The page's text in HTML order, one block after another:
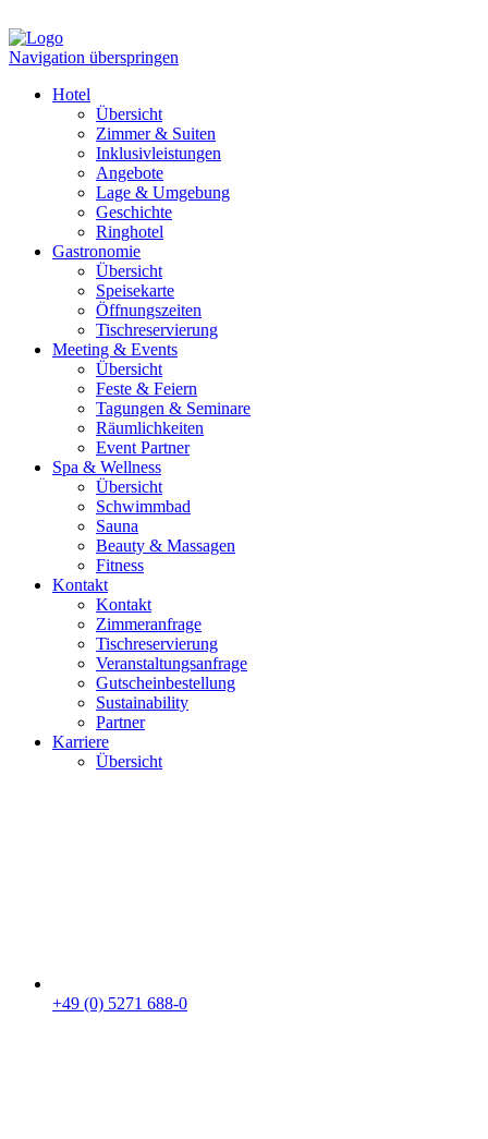
Navigation überspringen
Hotel
Übersicht
Zimmer & Suiten
Inklusivleistungen
Angebote
Lage & Umgebung
Geschichte
Ringhotel
Gastronomie
Übersicht
Speisekarte
Öffnungszeiten
Tischreservierung
Meeting & Events
Übersicht
Feste & Feiern
Tagungen & Seminare
Räumlichkeiten
Event Partner
Spa & Wellness
Übersicht
Schwimmbad
Sauna
Beauty & Massagen
Fitness
Kontakt
Kontakt
Zimmeranfrage
Tischreservierung
Veranstaltungsanfrage
Gutscheinbestellung
Sustainability
Partner
Karriere
Übersicht
+49 (0) 5271 688-0